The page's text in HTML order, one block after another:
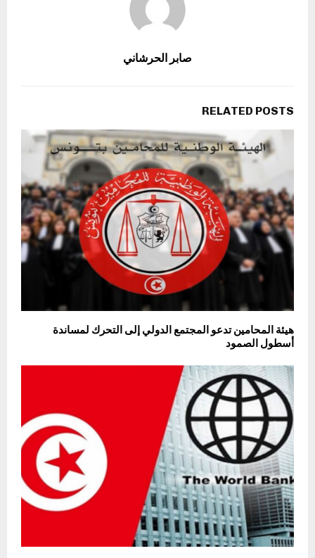
صابر الحرشاني
RELATED POSTS
هيئة المحامين تدعو المجتمع الدولي إلى التحرك لمساندة
أسطول الصمود